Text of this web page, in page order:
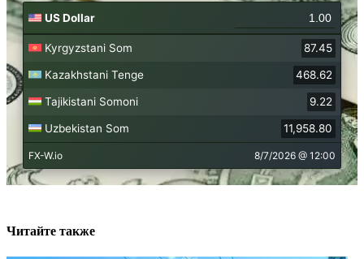
Читайте также